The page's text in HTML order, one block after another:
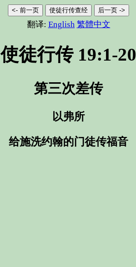
<- 前一页 使徒行传查经 后一页 ->
翻译: English 繁體中文
使徒行传 19:1-20
第三次差传
以弗所
给施洗约翰的门徒传福音